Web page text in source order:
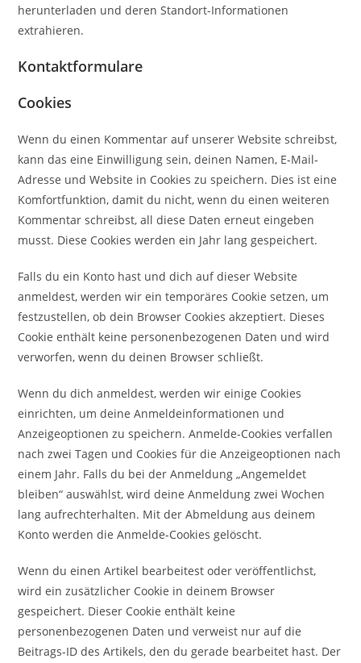
herunterladen und deren Standort-Informationen
extrahieren.
Kontaktformulare
Cookies
Wenn du einen Kommentar auf unserer Website schreibst,
kann das eine Einwilligung sein, deinen Namen, E-Mail-
Adresse und Website in Cookies zu speichern. Dies ist eine
Komfortfunktion, damit du nicht, wenn du einen weiteren
Kommentar schreibst, all diese Daten erneut eingeben
musst. Diese Cookies werden ein Jahr lang gespeichert.
Falls du ein Konto hast und dich auf dieser Website
anmeldest, werden wir ein temporäres Cookie setzen, um
festzustellen, ob dein Browser Cookies akzeptiert. Dieses
Cookie enthält keine personenbezogenen Daten und wird
verworfen, wenn du deinen Browser schließt.
Wenn du dich anmeldest, werden wir einige Cookies
einrichten, um deine Anmeldeinformationen und
Anzeigeoptionen zu speichern. Anmelde-Cookies verfallen
nach zwei Tagen und Cookies für die Anzeigeoptionen nach
einem Jahr. Falls du bei der Anmeldung „Angemeldet
bleiben“ auswählst, wird deine Anmeldung zwei Wochen
lang aufrechterhalten. Mit der Abmeldung aus deinem
Konto werden die Anmelde-Cookies gelöscht.
Wenn du einen Artikel bearbeitest oder veröffentlichst,
wird ein zusätzlicher Cookie in deinem Browser
gespeichert. Dieser Cookie enthält keine
personenbezogenen Daten und verweist nur auf die
Beitrags-ID des Artikels, den du gerade bearbeitet hast. Der